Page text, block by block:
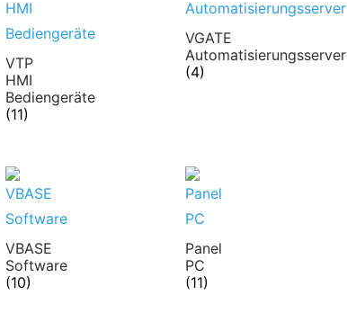
VTP
HMI
Bediengeräte
(11)
VGATE
Automatisierungsserver
(4)
VBASE
Software
(10)
Panel
PC
(11)